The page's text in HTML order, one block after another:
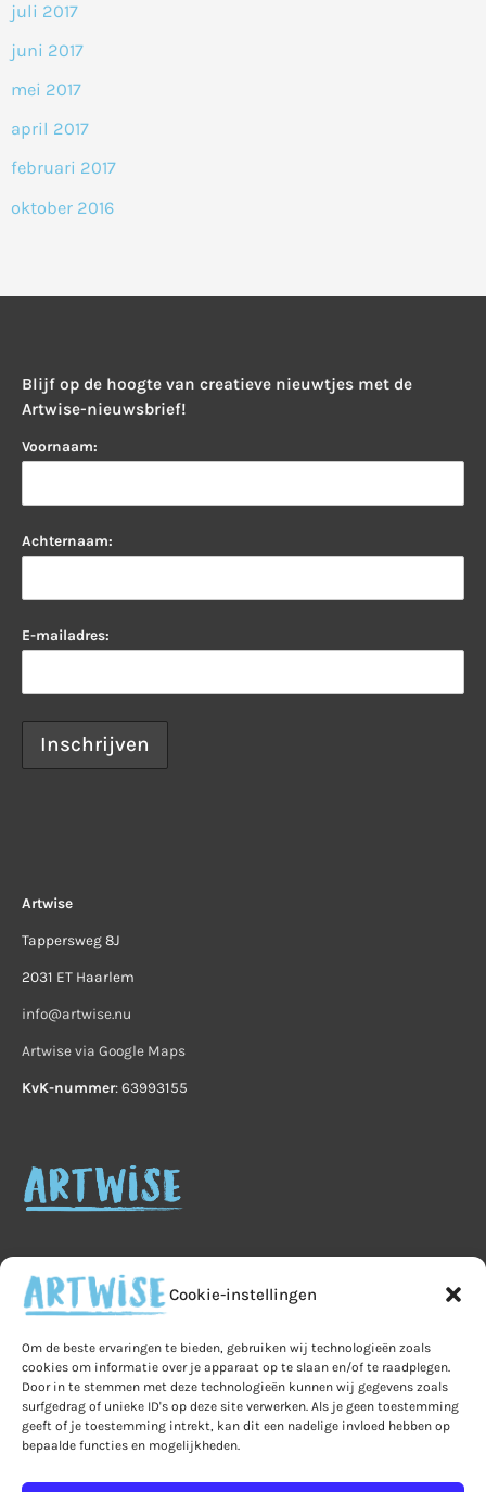
Cookie-instellingen
Om de beste ervaringen te bieden, gebruiken wij technologieën zoals
cookies om informatie over je apparaat op te slaan en/of te raadplegen.
Door in te stemmen met deze technologieën kunnen wij gegevens zoals
surfgedrag of unieke ID's op deze site verwerken. Als je geen toestemming
geeft of je toestemming intrekt, kan dit een nadelige invloed hebben op
bepaalde functies en mogelijkheden.
juli 2017
juni 2017
mei 2017
april 2017
februari 2017
oktober 2016
Blijf op de hoogte van creatieve nieuwtjes met de
Artwise-nieuwsbrief!
Voornaam:
Achternaam:
E-mailadres:
Artwise
Tappersweg 8J
2031 ET Haarlem
info@artwise.nu
Artwise via Google Maps
KvK-nummer: 63993155
Home Veelgestelde vragen
B2B
Privacy
Algemene voorwaarden
Privacy
Ruilen & retourneren
Leveringen & verzendkosten